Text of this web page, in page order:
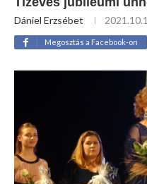
Dániel Erzsébet
Megosztás a Facebook-on